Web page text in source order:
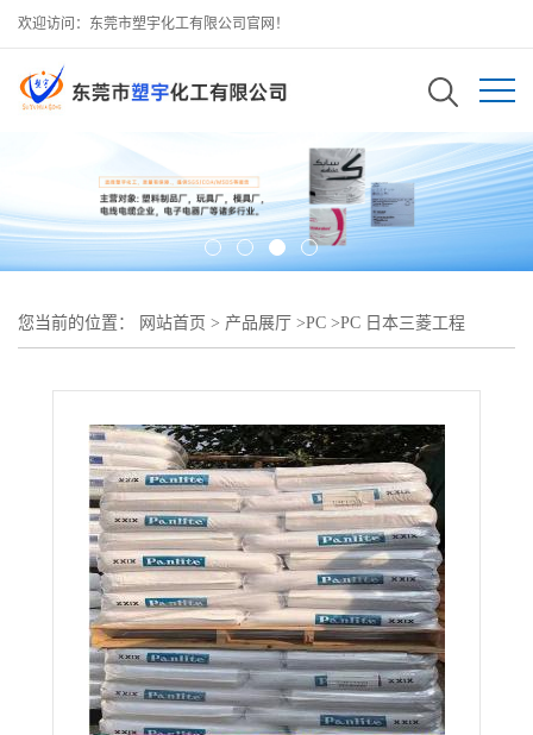
欢迎访问：东莞市塑宇化工有限公司官网！
您当前的位置： 网站首页 > 产品展厅 >PC >PC 日本三菱工程